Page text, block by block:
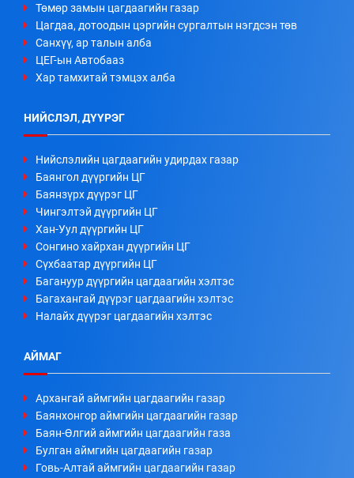
Төмөр замын цагдаагийн газар
Цагдаа, дотоодын цэргийн сургалтын нэгдсэн төв
Санхүү, ар талын алба
ЦЕГ-ын Автобааз
Хар тамхитай тэмцэх алба
НИЙСЛЭЛ, ДҮҮРЭГ
Нийслэлийн цагдаагийн удирдах газар
Баянгол дүүргийн ЦГ
Баянзүрх дүүрэг ЦГ
Чингэлтэй дүүргийн ЦГ
Хан-Уул дүүргийн ЦГ
Сонгино хайрхан дүүргийн ЦГ
Сүхбаатар дүүргийн ЦГ
Багануур дүүргийн цагдаагийн хэлтэс
Багахангай дүүрэг цагдаагийн хэлтэс
Налайх дүүрэг цагдаагийн хэлтэс
АЙМАГ
Архангай аймгийн цагдаагийн газар
Баянхонгор аймгийн цагдаагийн газар
Баян-Өлгий аймгийн цагдаагийн газа
Булган аймгийн цагдаагийн газар
Говь-Алтай аймгийн цагдаагийн газар